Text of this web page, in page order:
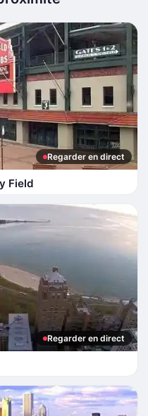
Regarder en direct
Field
Regarder en direct